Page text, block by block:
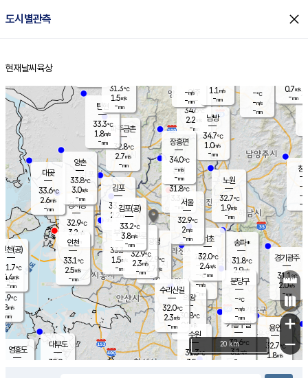
도시별관측 close
홈
현재날씨 육상
의도
℃
m/s
mm
영흥도
양주
34.6℃
2.2
-mm
과천
- ℃
-m/s
- mm
용인
32.7℃
1.8m/s
경기광주
31.1℃
2.0m/s
-mm
대부도
30.9
경서동
32.9℃
3.2 m/s
-mm
파주금촌
32.8℃
2.7m/s
-mm
-℃
-m/s
-mm
대곶
33.6℃
2.6m/s
-mm
창
-
-m/
-
탄현
33.3℃
1.8m/s
-mm
0.7m/s
-mm
의왕
30.8℃
0.5m/s
mm
김포
33.4℃
2.2 m/s
mm
광명
32.9 ℃
2.7 m/s
-mm
부천
33.3℃
1.5m/s
-mm
양촌
33.8℃
3.0m/s
-mm
구로
32.9℃
2.3m/s
-mm
은평
31.8℃
3.3 m/s
- mm
노원
32.7℃
1.9m/s
-mm
송파*
31.8℃
2.9m/s
-mm
서초
32.0℃
2.4m/s
-mm
남방
34.7℃
1.0m/s
-mm
기흥구갈
32.6℃
3.1m/s
-
수리산길
32.0℃
2.3m/s
-mm
분당구
-℃
-m/s
-mm
장흥면
34.0℃
-m/s
-mm
-m/s
-mm
인천(공)
31.7℃
4.4m/s
-mm
김포(공)
33.2℃
3.8m/s
-mm
수원
31.3℃
3.5 m/s
인천
33.1℃
2.5m/s
-mm
서울
32.9℃
2m/s
-mm
31.3℃
1.5m/s
-mm
1.1 m/s
-mm
+
−
20 km